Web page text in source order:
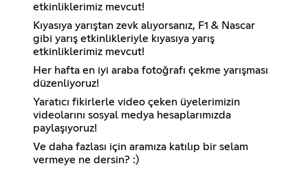
etkinliklerimiz mevcut!
Kıyasıya yarıştan zevk alıyorsanız, F1 & Nascar
gibi yarış etkinlikleriyle kıyasıya yarış
etkinliklerimiz mevcut!
Her hafta en iyi araba fotoğrafı çekme yarışması
düzenliyoruz!
Yaratıcı fikirlerle video çeken üyelerimizin
videolarını sosyal medya hesaplarımızda
paylaşıyoruz!
Ve daha fazlası için aramıza katılıp bir selam
vermeye ne dersin? :)